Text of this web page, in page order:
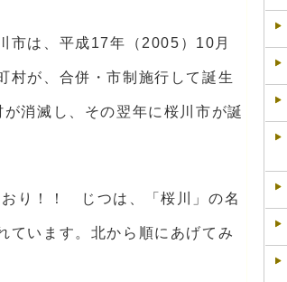
市は、平成17年（2005）10月
村が、合併・市制施行して誕生
消滅し、その翌年に桜川市が誕
り！！ じつは、「桜川」の名
ています。北から順にあげてみ